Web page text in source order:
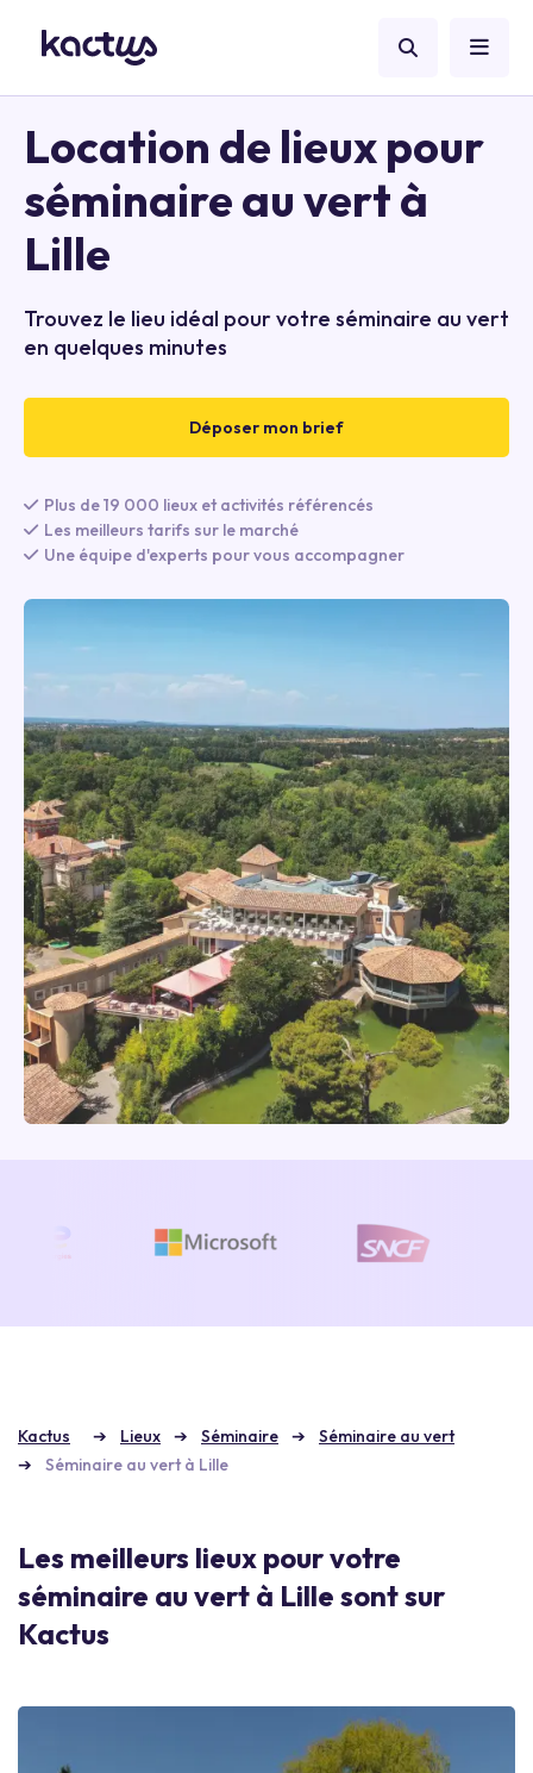
Location de lieux pour
séminaire au vert à
Lille
Trouvez le lieu idéal pour votre séminaire au vert
en quelques minutes
Déposer mon brief
Plus de 19 000 lieux et activités référencés
Les meilleurs tarifs sur le marché
Une équipe d'experts pour vous accompagner
Kactus Lieux Séminaire
Séminaire au vert
Séminaire au vert à Lille
Les meilleurs lieux pour votre
séminaire au vert à Lille sont sur
Kactus